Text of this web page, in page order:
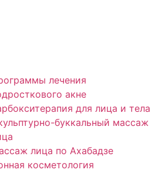
лечения
акне
для лица и тела
буккальный массаж
лица по Ахабадзе
косметология